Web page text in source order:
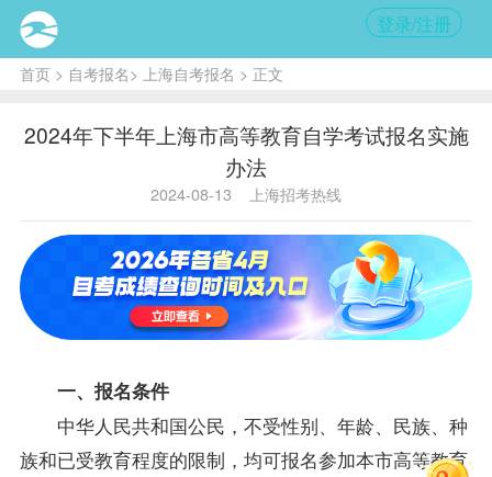
登录/注册
首页> 自考报名> 上海自考报名 > 正文
2024年下半年上海市高等教育自学考试报名实施
办法
2024-08-13 上海招考热线
一、报名条件
中华人民共和国公民，不受性别、年龄、民族、种
族和已受教育程度的限制，均可报名参加本市高等教育